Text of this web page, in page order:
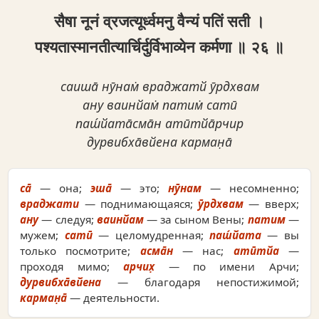
सैषा नूनं व्रजत्यूर्ध्वमनु वैन्यं पतिं सती ।
पश्यतास्मानतीत्यार्चिर्दुर्विभाव्येन कर्मणा ॥ २६ ॥
саиша̄ нӯнам̇ враджатй ӯрдхвам
ану ваинйам̇ патим̇ сатӣ
паш́йата̄сма̄н атӣтйа̄рчир
дурвибха̄вйена карман̣а̄
са̄ — она;эша̄ — это; нӯнам— несомненно;
враджати — поднимающаяся;ӯрдхвам — вверх;
ану— следуя; ваинйам— за сыном Вены; патим—
мужем; сатӣ— целомудренная; паш́йата— вы
только посмотрите; асма̄н— нас; атӣтйа—
проходя мимо;арчих̣— по имени Арчи;
дурвибха̄вйена — благодаря непостижимой;
карман̣а̄ — деятельности.